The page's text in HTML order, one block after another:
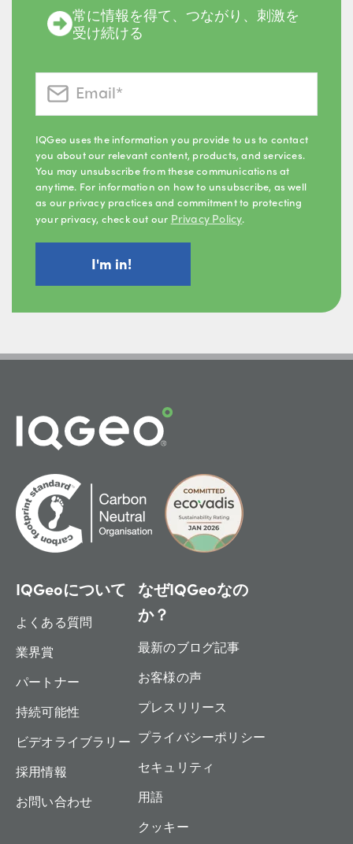
常に情報を得て、つながり、刺激を
受け続ける
IQGeo uses the information you provide to us to contact
you about our relevant content, products, and services.
You may unsubscribe from these communications at
anytime. For information on how to unsubscribe, as well
as our privacy practices and commitment to protecting
your privacy, check out our Privacy Policy.
IQGeoについて
よくある質問
業界賞
パートナー
持続可能性
ビデオライブラリー
採用情報
お問い合わせ
なぜIQGeoなの
か？
最新のブログ記事
お客様の声
プレスリリース
プライバシーポリシー
セキュリティ
用語
クッキー